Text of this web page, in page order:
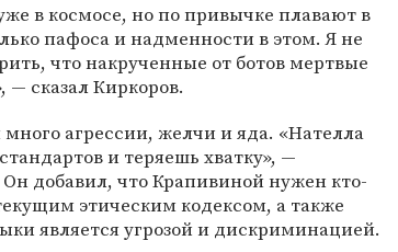
в космосе, но по привычке плавают в
пафоса и надменности в этом. Я не
что накрученные от ботов мертвые
— сказал Киркоров.
агрессии, желчи и яда. «Нателла
и теряешь хватку», —
добавил, что Крапивиной нужен кто-
этическим кодексом, а также
является угрозой и дискриминацией.